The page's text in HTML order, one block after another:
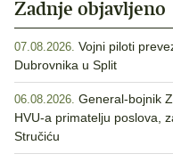
Zadnje objavljeno
07.08.2026. Vojni piloti
Dubrovnika u Split
06.08.2026. General-bojnik
HVU-a primatelju poslova,
Stručiću